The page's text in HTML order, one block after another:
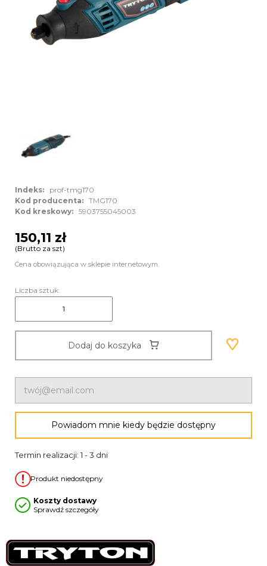
Indeks:
prof-tmg170
Kod producenta: TMG170
Kod kreskowy: 5903755045003
150,11 zł
(Brutto za szt)
Cena obowiązująca w sklepie internetowym.
Liczba sztuk:
Dodaj do koszyka
Powiadom mnie kiedy będzie dostępny
Termin realizacji: 1 - 3 dni
Produkt niedostępny
Koszty dostawy
Sprawdź szczegóły